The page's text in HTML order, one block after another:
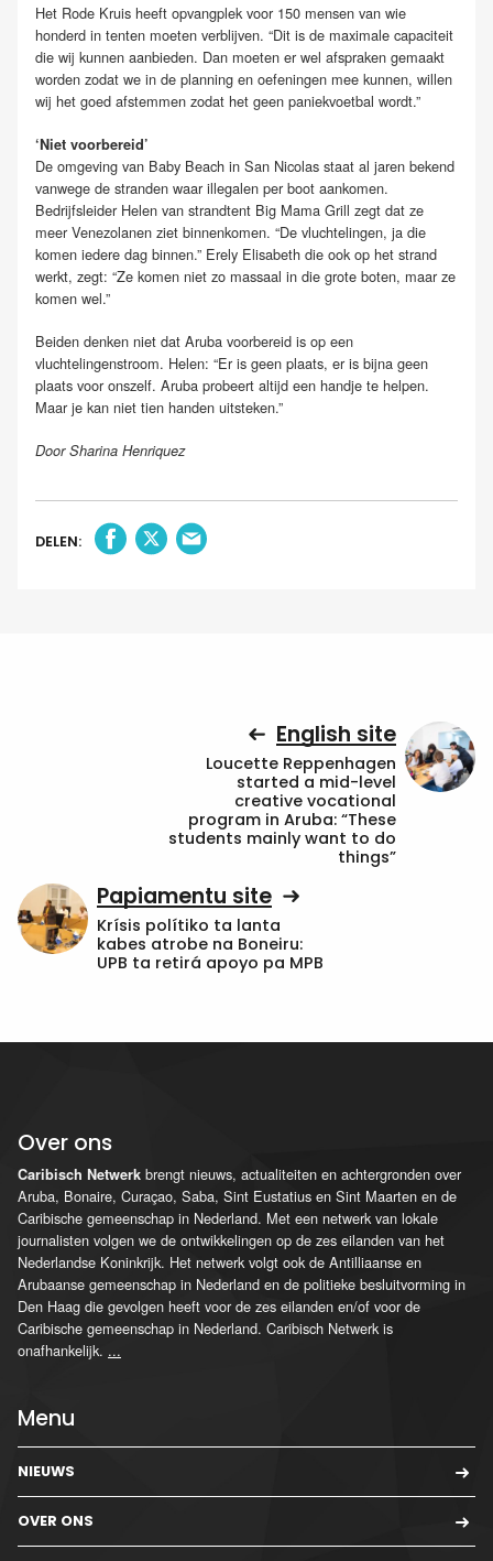
Het Rode Kruis heeft opvangplek voor 150 mensen van wie
honderd in tenten moeten verblijven. “Dit is de maximale capaciteit
die wij kunnen aanbieden. Dan moeten er wel afspraken gemaakt
worden zodat we in de planning en oefeningen mee kunnen, willen
wij het goed afstemmen zodat het geen paniekvoetbal wordt.”
‘Niet voorbereid’
De omgeving van Baby Beach in San Nicolas staat al jaren bekend
vanwege de stranden waar illegalen per boot aankomen.
Bedrijfsleider Helen van strandtent Big Mama Grill zegt dat ze
meer Venezolanen ziet binnenkomen. “De vluchtelingen, ja die
komen iedere dag binnen.” Erely Elisabeth die ook op het strand
werkt, zegt: “Ze komen niet zo massaal in die grote boten, maar ze
komen wel.”
Beiden denken niet dat Aruba voorbereid is op een
vluchtelingenstroom. Helen: “Er is geen plaats, er is bijna geen
plaats voor onszelf. Aruba probeert altijd een handje te helpen.
Maar je kan niet tien handen uitsteken.”
Door Sharina Henriquez
DELEN:
English site
Loucette Reppenhagen
started a mid-level
creative vocational
program in Aruba: “These
students mainly want to do
things”
Papiamentu site
Krísis polítiko ta lanta
kabes atrobe na Boneiru:
UPB ta retirá apoyo pa MPB
Over ons
Caribisch Netwerk brengt nieuws, actualiteiten en achtergronden over
Aruba, Bonaire, Curaçao, Saba, Sint Eustatius en Sint Maarten en de
Caribische gemeenschap in Nederland. Met een netwerk van lokale
journalisten volgen we de ontwikkelingen op de zes eilanden van het
Nederlandse Koninkrijk. Het netwerk volgt ook de Antilliaanse en
Arubaanse gemeenschap in Nederland en de politieke besluitvorming in
Den Haag die gevolgen heeft voor de zes eilanden en/of voor de
Caribische gemeenschap in Nederland. Caribisch Netwerk is
onafhankelijk. ...
Menu
NIEUWS
OVER ONS